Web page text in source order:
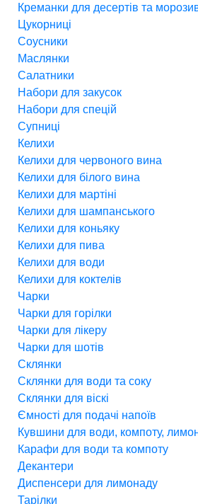
Креманки для десертів та
Цукорниці
Соусники
Маслянки
Салатники
Набори для закусок
Набори для спецій
Супниці
Келихи
Келихи для червоного вина
Келихи для білого вина
Келихи для мартіні
Келихи для шампанського
Келихи для коньяку
Келихи для пива
Келихи для води
Келихи для коктелів
Чарки
Чарки для горілки
Чарки для лікеру
Чарки для шотів
Склянки
Склянки для води та соку
Склянки для віскі
Ємності для подачі напоїв
Кувшини для води, компоту,
Карафи для води та компоту
Декантери
Диспенсери для лимонаду
Тарілки